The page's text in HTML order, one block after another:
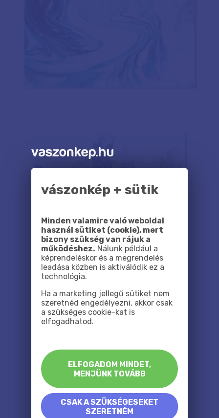
vászonkép + sütik
Minden valamire való weboldal
használ sütiket (cookie), mert
bizony szükség van rájuk a
működéshez. Nálunk például a
képrendeléskor és a megrendelés
leadása közben is aktiválódik ez a
technológia.
Ha a marketing jellegű sütiket nem
szeretnéd engedélyezni, akkor csak
a szükséges cookie-kat is
elfogadhatod.
ELFOGADOM MINDET,
MENJÜNK TOVÁBB
CSAK A SZÜKSÉGESEKET
SZERETNÉM